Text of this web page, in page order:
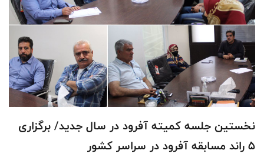
نخستین جلسه کمیته آفرود در سال جدید/ برگزاری
۵ راند مسابقه آفرود در سراسر کشور